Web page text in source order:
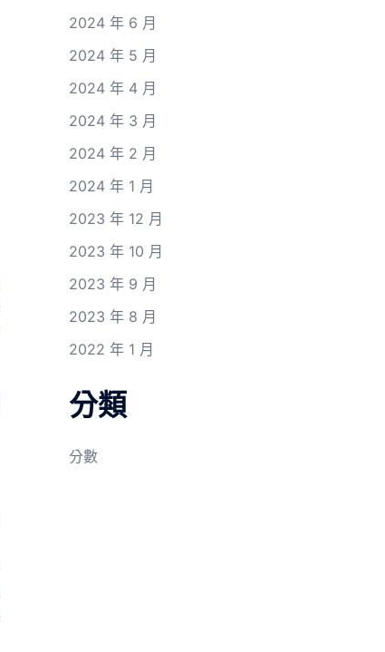
2024 年 6 月
2024 年 5 月
2024 年 4 月
2024 年 3 月
2024 年 2 月
2024 年 1 月
2023 年 12 月
2023 年 10 月
2023 年 9 月
2023 年 8 月
2022 年 1 月
分類
分數